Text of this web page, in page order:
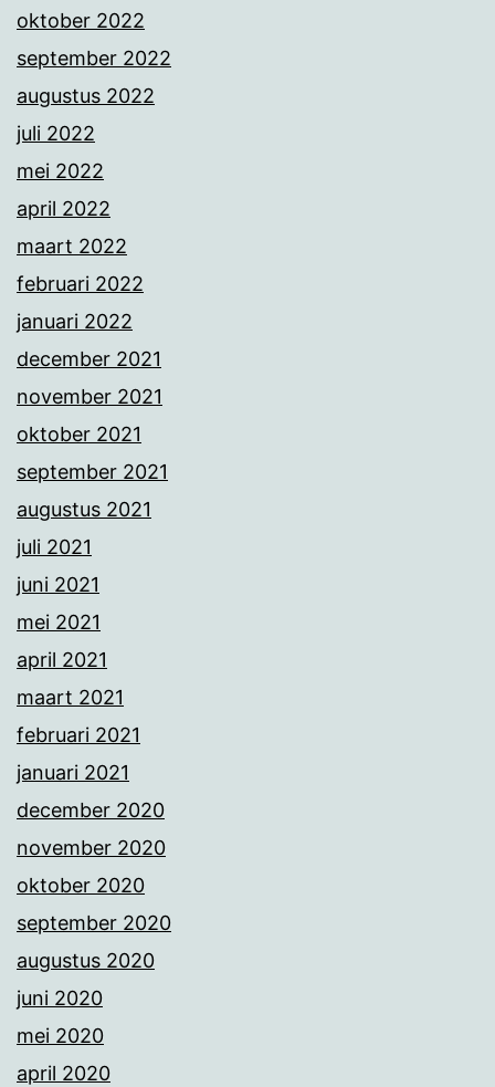
oktober 2022
september 2022
augustus 2022
juli 2022
mei 2022
april 2022
maart 2022
februari 2022
januari 2022
december 2021
november 2021
oktober 2021
september 2021
augustus 2021
juli 2021
juni 2021
mei 2021
april 2021
maart 2021
februari 2021
januari 2021
december 2020
november 2020
oktober 2020
september 2020
augustus 2020
juni 2020
mei 2020
april 2020